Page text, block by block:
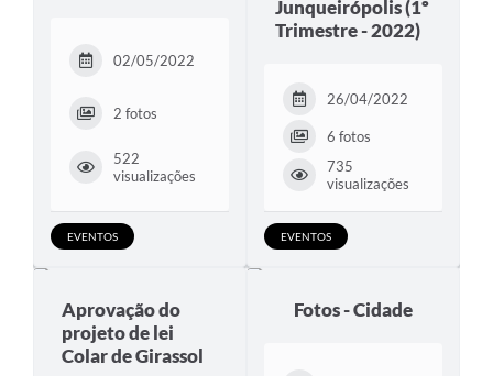
02/05/2022
2 fotos
522
visualizações
EVENTOS
Junqueirópolis (1º
Trimestre - 2022)
26/04/2022
6 fotos
735
visualizações
EVENTOS
Aprovação do
projeto de lei
Colar de Girassol
Fotos - Cidade